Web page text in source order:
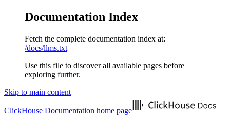
Documentation Index
Fetch the complete documentation index at:
/docs/llms.txt
Use this file to discover all available pages before
exploring further.
Skip to main content
ClickHouse Documentation home page